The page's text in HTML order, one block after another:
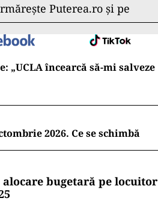
Puterea.ro și pe
„UCLA încearcă să-mi salveze
2026. Ce se schimbă
bugetară pe locuitor